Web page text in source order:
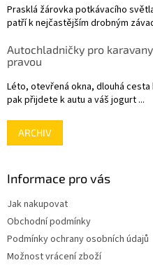
Prasklá žárovka potkávacího
patří k nejčastějším drobným
Autochladničky pro
pravou
Léto, otevřená okna, dlouhá
pak přijdete k autu a váš jogurt ...
ARCHIV
Informace pro vás
Jak nakupovat
Obchodní podmínky
Podmínky ochrany osobních údajů
Možnost vrácení zboží